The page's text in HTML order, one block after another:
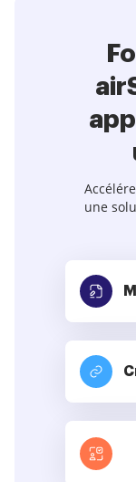
une